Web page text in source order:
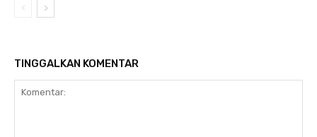
TINGGALKAN KOMENTAR